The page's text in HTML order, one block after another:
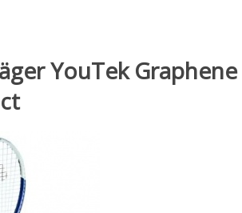
YouTek Graphene